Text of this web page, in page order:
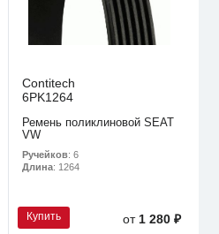
Contitech
6PK1264
Ремень поликлиновой SEAT
VW
Ручейков: 6
Длина: 1264
Купить от 1 280 ₽